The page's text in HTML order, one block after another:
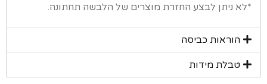
ניתן לבצע החזרת מוצרים של הלבשה תחתונה.
הוראות כביסה
טבלת מידות